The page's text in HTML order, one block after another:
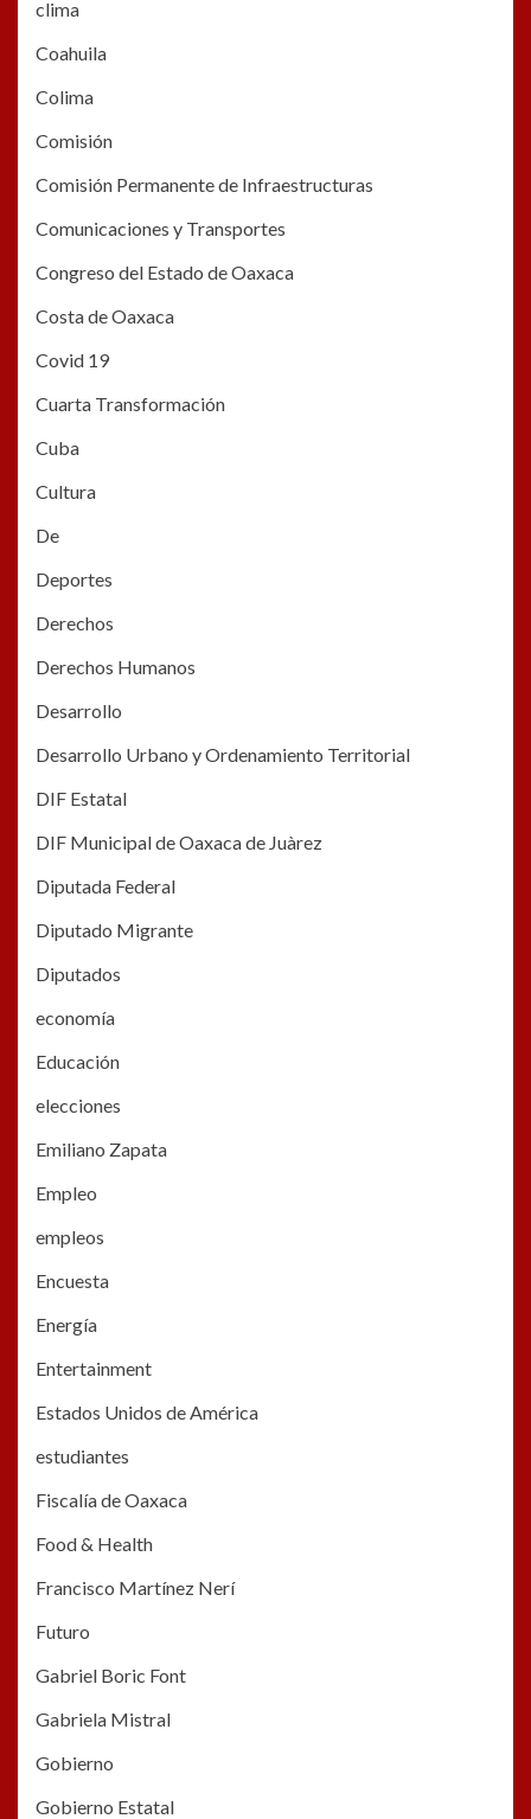
clima
Coahuila
Colima
Comisión
Comisión Permanente de Infraestructuras
Comunicaciones y Transportes
Congreso del Estado de Oaxaca
Costa de Oaxaca
Covid 19
Cuarta Transformación
Cuba
Cultura
De
Deportes
Derechos
Derechos Humanos
Desarrollo
Desarrollo Urbano y Ordenamiento Territorial
DIF Estatal
DIF Municipal de Oaxaca de Juàrez
Diputada Federal
Diputado Migrante
Diputados
economía
Educación
elecciones
Emiliano Zapata
Empleo
empleos
Encuesta
Energía
Entertainment
Estados Unidos de América
estudiantes
Fiscalía de Oaxaca
Food & Health
Francisco Martínez Nerí
Futuro
Gabriel Boric Font
Gabriela Mistral
Gobierno
Gobierno Estatal